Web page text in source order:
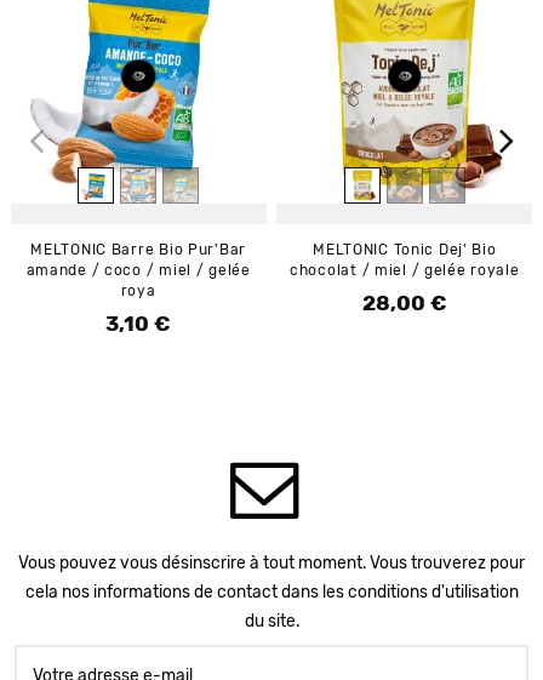
MELTONIC Barre Bio Pur'Bar
amande / coco / miel / gelée
roya
Prix
3,10 €
MELTONIC Tonic Dej' Bio
chocolat / miel / gelée royale
Prix
28,00 €
Vous pouvez vous désinscrire à tout moment. Vous trouverez pour
cela nos informations de contact dans les conditions d'utilisation
du site.